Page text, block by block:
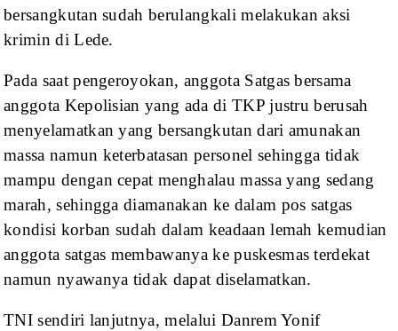
bersangkutan sudah berulangkali melakukan aksi
krimin di Lede.
Pada saatpengeroyokan, anggota Satgas bersama
anggota Kepolisian yang ada di TKP justru berusah
menyelamatkan yang bersangkutan dari amunakan
massa namun keterbatasan personel sehingga tidak
mampu dengan cepat menghalau massa yang sedang
marah, sehingga diamanakan ke dalam pos satgas
kondisi korban sudah dalam keadaanlemah kemudian
anggota satgas membawanya ke puskesmas terdekat
namun nyawanya tidak dapat diselamatkan.
TNI sendiri lanjutnya, melalui Danrem Yonif